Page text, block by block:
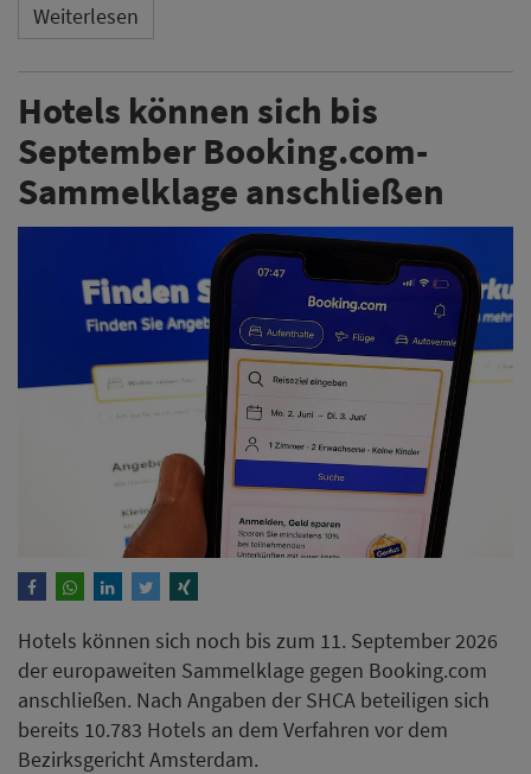
Weiterlesen
Hotels können sich bis
September Booking.com-
Sammelklage anschließen
Hotels können sich noch bis zum 11. September 2026
der europaweiten Sammelklage gegen Booking.com
anschließen. Nach Angaben der SHCA beteiligen sich
bereits 10.783 Hotels an dem Verfahren vor dem
Bezirksgericht Amsterdam.